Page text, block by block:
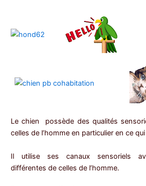
Le chien possède des qualités
celles de l’homme en particulier en ce
Il utilise ses canaux sensoriels
différentes de celles de l’homme.